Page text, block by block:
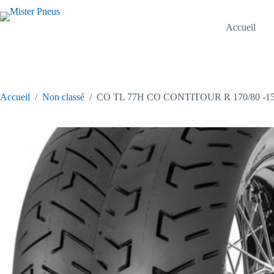
au
Accueil
Accueil / Non classé / CO TL 77H CO CONTITOUR R 170/80 -